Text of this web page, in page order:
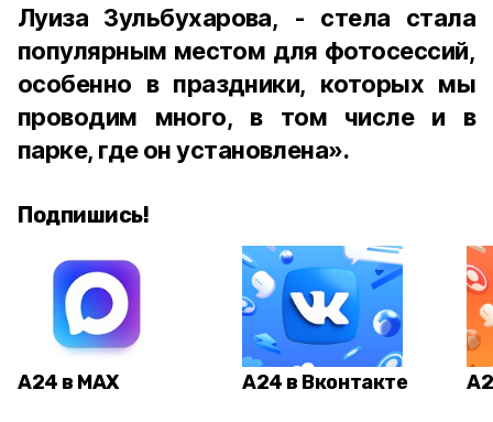
Луиза Зульбухарова, - стела стала
популярным местом для фотосессий,
особенно в праздники, которых мы
проводим много, в том числе и в
парке, где он установлена».
Подпишись!
А24 в MAX А24 в Вконтакте